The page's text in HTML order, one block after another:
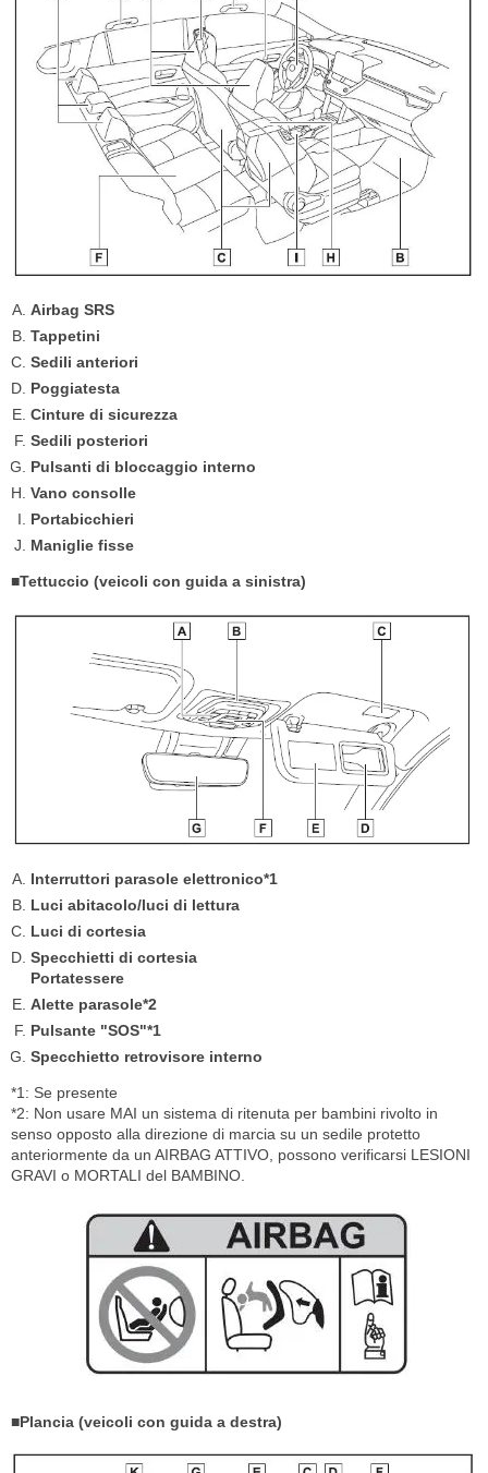
Airbag SRS
Tappetini
Sedili anteriori
Poggiatesta
Cinture di sicurezza
Sedili posteriori
Pulsanti di bloccaggio interno
Vano consolle
Portabicchieri
Maniglie fisse
■Tettuccio (veicoli con guida a sinistra)
Interruttori parasole elettronico*1
Luci abitacolo/luci di lettura
Luci di cortesia
Specchietti di cortesia
Portatessere
Alette parasole*2
Pulsante "SOS"*1
Specchietto retrovisore interno
*1: Se presente
*2: Non usare MAI un sistema di ritenuta per bambini rivolto in
senso opposto alla direzione di marcia su un sedile protetto
anteriormente da un AIRBAG ATTIVO, possono verificarsi LESIONI
GRAVI o MORTALI del BAMBINO.
■Plancia (veicoli con guida a destra)